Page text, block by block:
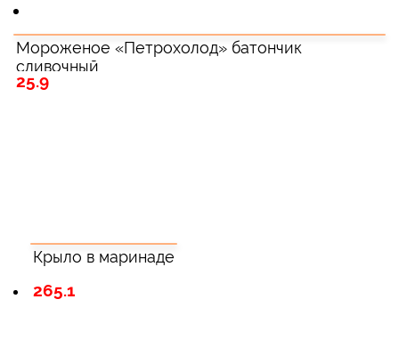
Мороженое «Петрохолод» батончик
сливочный
25.9
Крыло в маринаде
265.1